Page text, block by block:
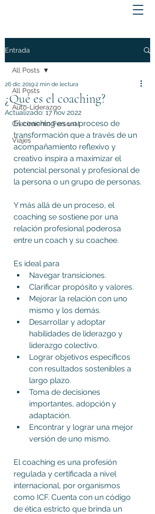
Entrada
All Posts
Auto-Liderazgo
Crecimiento Personal
Viajes
All Posts
¿Qué es el coaching?
26 dic 20192 min de lectura
Actualizado: 17 nov 2022
El coaching es un proceso de
transformación que a través de un
acompañamiento reflexivo y
creativo inspira a maximizar el
potencial personal y profesional de
la persona o un grupo de personas.
Y más allá de un proceso, el
coaching se sostiene por una
relación profesional poderosa
entre un coach y su coachee.
Es ideal para
Navegar transiciones.
Clarificar propósito y valores.
Mejorar la relación con uno
mismo y los demás.
Desarrollar y adoptar
habilidades de liderazgo y
liderazgo colectivo.
Lograr objetivos específicos
con resultados sostenibles a
largo plazo.
Toma de decisiones
importantes, adopción y
adaptación.
Encontrar y lograr una mejor
versión de uno mismo.
El coaching es una profesión
regulada y certificada a nivel
internacional, por organismos
como ICF. Cuenta con un código
de ética estricto que brinda un